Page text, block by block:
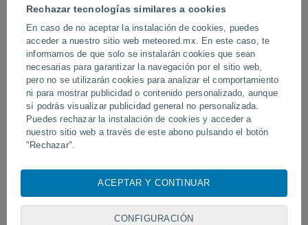
Rechazar tecnologías similares a cookies
En caso de no aceptar la instalación de cookies, puedes
acceder a nuestro sitio web meteored.mx. En este caso, te
informamos de que solo se instalarán cookies que sean
necesarias para garantizar la navegación por el sitio web,
pero no se utilizarán cookies para analizar el comportamiento
ni para mostrar publicidad o contenido personalizado, aunque
sí podrás visualizar publicidad general no personalizada.
Puedes rechazar la instalación de cookies y acceder a
nuestro sitio web a través de este abono pulsando el botón
"Rechazar".
cookies, identificadores únicos o tecnologías similares para
visita en este sitio web, las direcciones IP y los
identificadores de cookies. Es posible que algunos
ACEPTAR Y CONTINUAR
CONFIGURACIÓN
Un enorme diablo de polvo fue
avistado en Zapponeta, Italia
Tornados y lluvias
Pelotas, Brasil.
Síguenos